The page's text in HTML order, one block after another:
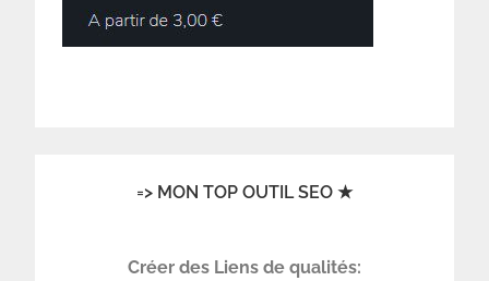
=> MON TOP OUTIL SEO ★
Créer des Liens de qualités: